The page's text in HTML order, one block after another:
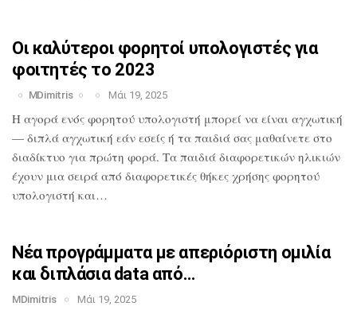
Οι καλύτεροι φορητοί υπολογιστές για
φοιτητές το 2023
MDimitris Μάι 19, 2025
Η αγορά ενός φορητού υπολογιστή μπορεί να είναι αγχωτική
— διπλά αγχωτική εάν εσείς ή τα παιδιά σας μαθαίνετε στο
διαδίκτυο για πρώτη φορά. Τα παιδιά διαφορετικών ηλικιών
έχουν μια σειρά από διαφορετικές θήκες χρήσης φορητού
υπολογιστή και…
Νέα προγράμματα με απεριόριστη ομιλία
και διπλάσια data από…
MDimitris Μάι 19, 2025